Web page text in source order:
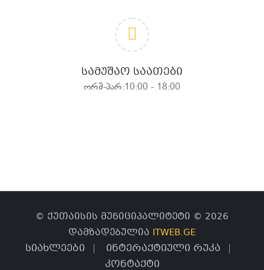
ᲡᲐᲛᲣᲨᲐᲝ ᲡᲐᲐᲗᲔᲑᲘ
ორშ-პარ:10:00 - 18:00
© ქუთაისის მუნიციპალიტეტი © 2026
დამზადებულია ITWEB.GE
სიახლეები
ინტერაქტიული რუკა
კონტაქტი